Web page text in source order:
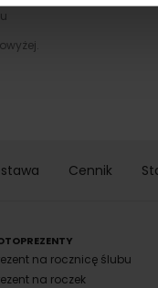
Cennik
na rocznicę ślubu
na roczek